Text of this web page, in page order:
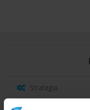
Strategia